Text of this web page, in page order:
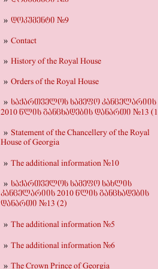
დოკუმენტი №9
Contact
History of the Royal House
Orders of the Royal House
საქართველოს სამეფო კანცელარიის
2010 წლის განცხადების დანართი №13
Statement of the Chancellery of the Royal
House of Georgia
The additional information №10
საქართველოს სამეფო სახლის
კანცელარიის 2010 წლის განცხადების
დანართი №13 (2)
The additional information №5
The additional information №6
The Crown Prince of Georgia